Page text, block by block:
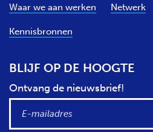
Waar we aan werken Netwerk
Kennisbronnen
BLIJF OP DE HOOGTE
Ontvang de nieuwsbrief!